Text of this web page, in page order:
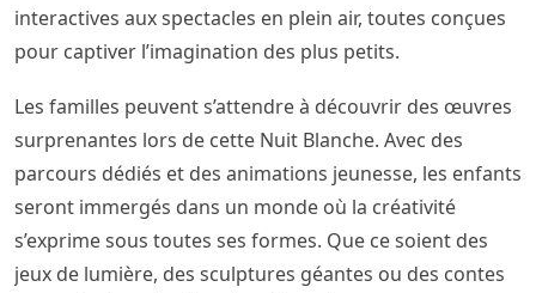
interactives aux spectacles en plein air, toutes conçues
pour captiver l’imagination des plus petits.
Les familles peuvent s’attendre à découvrir des œuvres
surprenantes lors de cette Nuit Blanche. Avec des
parcours dédiés et des animations jeunesse, les enfants
seront immergés dans un monde où la créativité
s’exprime sous toutes ses formes. Que ce soient des
jeux de lumière, des sculptures géantes ou des contes